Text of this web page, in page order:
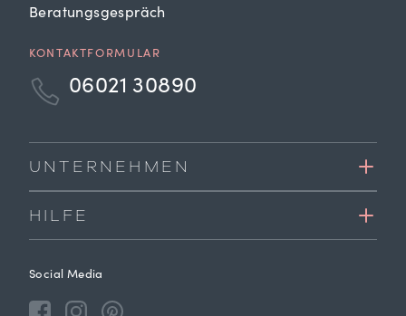
Beratungsgespräch
KONTAKTFORMULAR
06021 30890
UNTERNEHMEN
HILFE
Social Media